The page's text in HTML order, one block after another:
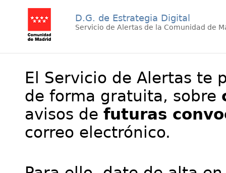
D.G. de Estrategia Digital
Servicio de Alertas de la Comunidad de
El Servicio de Alertas te
de forma gratuita, sobre
avisos de futuras
correo electrónico.